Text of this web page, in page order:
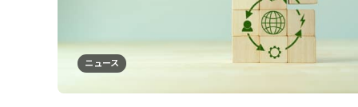
ニュース